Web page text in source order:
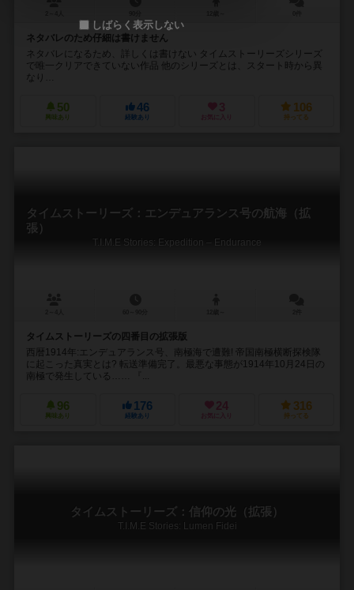
ネタバレのため仔細は書けません
ネタバレになるため、詳しくは書けない タイムストーリーズシリーズ
で唯一クリアできていない作品 他のシリーズとは、スタート時から異
なり…
50
興味あり
46
経験あり
3
お気に入り
106
持ってる
タイムストーリーズ：エンデュアランス号の航海（拡
張）
T.I.M.E Stories: Expedition – Endurance
タイムストーリーズの四番目の拡張版
西暦1914年:エンデュアランス号、南極海で遭難! 帝国南極横断探検隊
に起こった真実とは? 転送準備完了。最悪な事態が1914年10月24日の
南極で発生している…… 『...
96
興味あり
176
経験あり
24
お気に入り
316
持ってる
タイムストーリーズ：信仰の光（拡張）
T.I.M.E Stories: Lumen Fidei
しばらく表示しない